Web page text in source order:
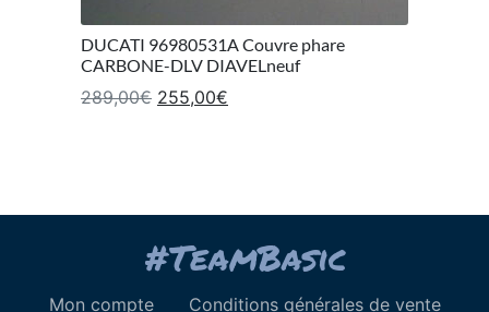
DUCATI 96980531A Couvre phare
CARBONE-DLV DIAVELneuf
289,00€ Le prix initial était : 289,00€.
255,00€
Mon compte Conditions générales de vente